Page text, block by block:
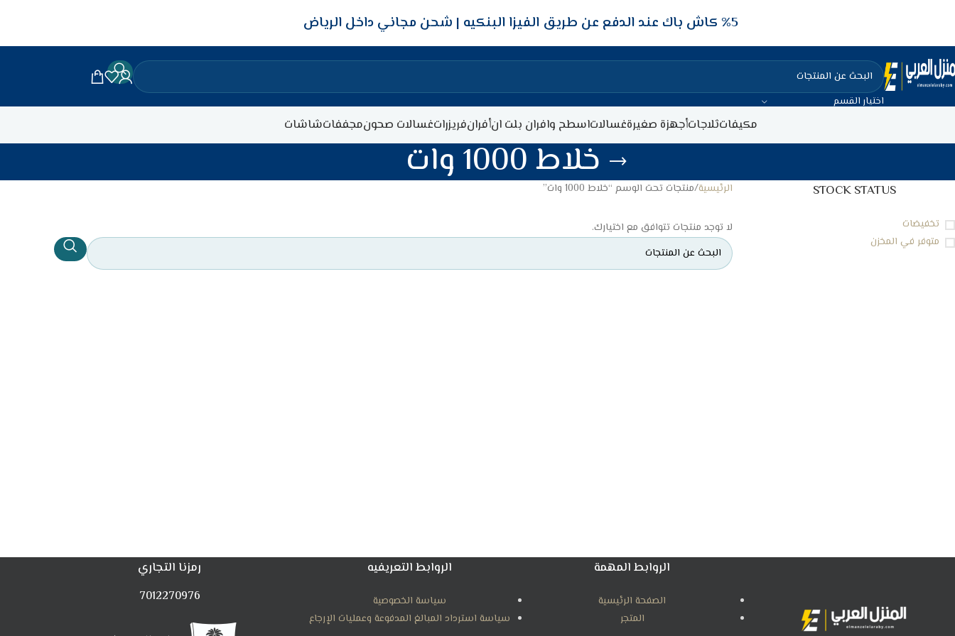
5‎% كاش باك عند الدفع عن طريق الفيزا البنكيه شحن مجاني داخل الرياض
اختيار القسم
مكيفاتثلاجاتأجهزة صغيرةغسالاتاسطح وافران بلت انأفرانفريزراتغسالات صحونمجففاتشاشات
خلاط 1000 وات
STOCK STATUS
تخفيضات
متوفر في المخزن
الرئيسية منتجات تحت الوسم “خلاط 1000 وات”
لا توجد منتجات تتوافق مع اختيارك.
الروابط المهمة
الصفحة الرئيسية
المتجر
الروابط التعريفيه
سياسة الخصوصية
سياسة استرداد المبالغ المدفوعة وعمليات الإرجاع
رمزنا التجاري
7012270976